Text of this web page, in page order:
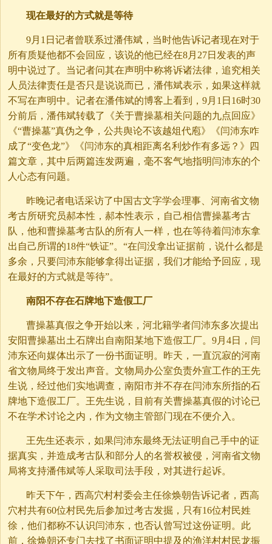
现在最好的方式就是等待
9月1日记者曾联系过潘伟斌，当时他告诉记者现在对于
所有质疑他都不会回应，该说的他已经在8月27日发表的声
明中说过了。当记者问其在声明中称将诉诸法律，追究相关
人员法律责任是否只是说说而已，潘伟斌表示，如果这样就
不写在声明中。记者在潘伟斌的博客上看到，9月1日16时30
分前后，潘伟斌转载了《关于曹操墓相关问题的九点回应》
《“曹操墓”真伪之争，公共舆论不该越俎代庖》《闫沛东咋
成了“变色龙”》《闫沛东的真相距离名利炒作有多远？》四
篇文章，其中后两篇连发两遍，毫不客气地指明闫沛东的个
人心态有问题。
昨晚记者电话采访了中国古文字学会理事、河南省文物
考古所研究员郝本性，郝本性表示，自己相信曹操墓考古
队，他和曹操墓考古队的所有人一样，也在等待着闫沛东拿
出自己所谓的18件“铁证”。“在闫没拿出证据前，说什么都是
多余，只要闫沛东能够拿得出证据，我们才能给予回应，现
在最好的方式就是等待”。
南阳不存在石牌地下造假工厂
曹操墓真假之争开始以来，河北籍学者闫沛东多次提出
安阳曹操墓出土石牌出自南阳某地下造假工厂。9月4日，闫
沛东还向媒体出示了一份书面证明。昨天，一直沉寂的河南
省文物局终于发出声音。文物局办公室负责外宣工作的王先
生说，经过他们实地调查，南阳市并不存在闫沛东所指的石
牌地下造假工厂。王先生说，目前有关曹操墓真假的讨论已
不在学术讨论之内，作为文物主管部门现在不便介入。
王先生还表示，如果闫沛东最终无法证明自己手中的证
据真实，并造成考古队和部分人的名誉权被侵，河南省文物
局将支持潘伟斌等人采取司法手段，对其进行起诉。
昨天下午，西高穴村村委会主任徐焕朝告诉记者，西高
穴村共有60位村民先后参加过考古发掘，只有16位村民姓
徐，他们都称不认识闫沛东，也否认曾写过这份证明。此
前，徐焕朝还专门去找了书面证明中提及的渔洋村村民龙振